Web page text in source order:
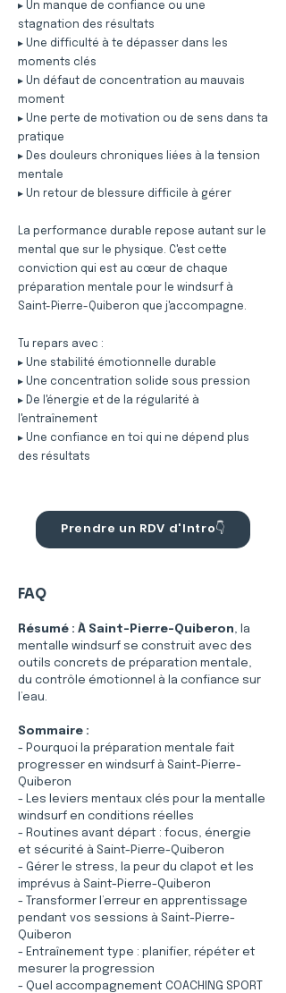
▸ Un manque de confiance ou une
stagnation des résultats
▸ Une difficulté à te dépasser dans les
moments clés
▸ Un défaut de concentration au mauvais
moment
▸ Une perte de motivation ou de sens dans ta
pratique
▸ Des douleurs chroniques liées à la tension
mentale
▸ Un retour de blessure difficile à gérer
La performance durable repose autant sur le
mental que sur le physique. C'est cette
conviction qui est au cœur de chaque
préparation mentale pour le windsurf à
Saint-Pierre-Quiberon que j'accompagne.
Tu repars avec :
▸ Une stabilité émotionnelle durable
▸ Une concentration solide sous pression
▸ De l'énergie et de la régularité à
l'entraînement
▸ Une confiance en toi qui ne dépend plus
des résultats
Prendre un RDV d'Intro👇
FAQ
Résumé : À Saint-Pierre-Quiberon, la
mentalle windsurf se construit avec des
outils concrets de préparation mentale,
du contrôle émotionnel à la confiance sur
l’eau.
Sommaire :
- Pourquoi la préparation mentale fait
progresser en windsurf à Saint-Pierre-
Quiberon
- Les leviers mentaux clés pour la mentalle
windsurf en conditions réelles
- Routines avant départ : focus, énergie
et sécurité à Saint-Pierre-Quiberon
- Gérer le stress, la peur du clapot et les
imprévus à Saint-Pierre-Quiberon
- Transformer l’erreur en apprentissage
pendant vos sessions à Saint-Pierre-
Quiberon
- Entraînement type : planifier, répéter et
mesurer la progression
- Quel accompagnement COACHING SPORT